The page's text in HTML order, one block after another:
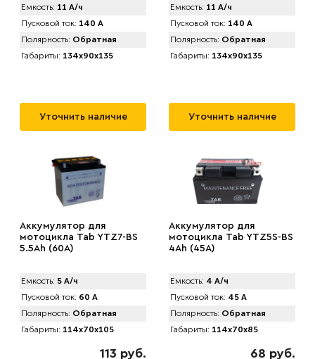
Емкость: 11 А/ч
Пусковой ток: 140 А
Полярность: Обратная
Габариты: 134x90x135
Уточнить наличие
Емкость: 11 А/ч
Пусковой ток: 140 А
Полярность: Обратная
Габариты: 134x90x135
Уточнить наличие
Аккумулятор для
мотоцикла Tab YTZ7-BS
5.5Ah (60А)
Емкость: 5 А/ч
Пусковой ток: 60 А
Полярность: Обратная
Габариты: 114x70x105
113 руб.
Аккумулятор для
мотоцикла Tab YTZ5S-BS
4Ah (45А)
Емкость: 4 А/ч
Пусковой ток: 45 А
Полярность: Обратная
Габариты: 114x70x85
68 руб.